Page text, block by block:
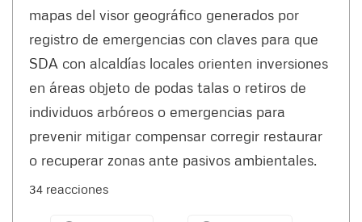
mapas del visor geográfico generados por
registro de emergencias con claves para que
SDA con alcaldías locales orienten inversiones
en áreas objeto de podas talas o retiros de
individuos arbóreos o emergencias para
prevenir mitigar compensar corregir restaurar
o recuperar zonas ante pasivos ambientales.
34 reacciones